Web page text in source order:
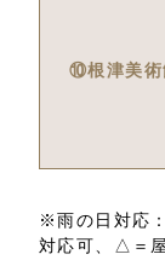
⑩根津美術
※雨の日対応
対応可、△＝